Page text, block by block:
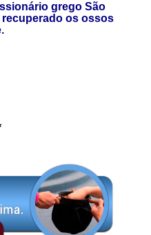
grego São
os ossos